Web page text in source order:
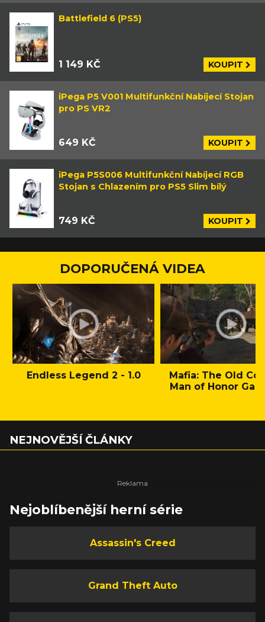
Battlefield 6 (PS5)
1 149 KČ KOUPIT
iPega P5 V001 Multifunkční Nabíjecí Stojan
pro PS VR2
649 KČ KOUPIT
iPega P5S006 Multifunkční Nabíjecí RGB
Stojan s Chlazením pro PS5 Slim bílý
749 KČ KOUPIT
DOPORUČENÁ VIDEA
Endless Legend 2 - 1.0
Mafia: The Old
Man of Honor
NEJNOVĚJŠÍ ČLÁNKY
Nejoblíbenější herní série
Assassin's Creed
Grand Theft Auto